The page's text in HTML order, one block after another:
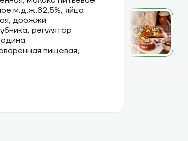
м.д.ж.82,5%, яйца
дрожжи
регулятор
пищевая,